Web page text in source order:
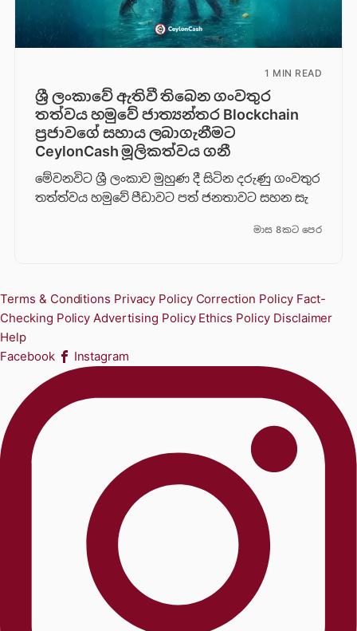
1 MIN READ
ශ්‍රී ලංකාවේ ඇතිවී තිබෙන ගංවතුර
තත්වය හමුවේ ජාත්‍යන්තර Blockchain
ප්‍රජාවගේ සහාය ලබාගැනීමට
CeylonCash මූලිකත්වය ග​නී
මේවනවිට ශ්‍රී ලංකාව මුහුණ දී සිටින දරුණු ගංවතුර
තත්ත්වය හමුවේ පීඩාවට පත් ජනතාවට සහන සැ
මාස 8කට පෙර
Terms & Conditions Privacy Policy Correction Policy Fact-
Checking Policy Advertising Policy Ethics Policy Disclaimer
Help
Facebook
Instagram